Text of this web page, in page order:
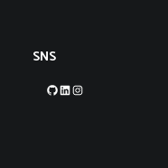
SNS
GitHubLinkedIn